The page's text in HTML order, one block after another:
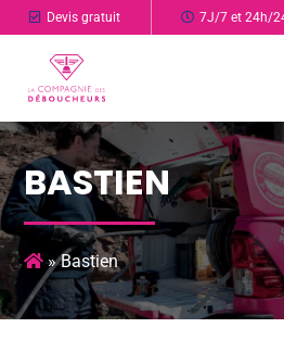
Devis gratuit 7J/7 et 24h/
BASTIEN
»Bastien